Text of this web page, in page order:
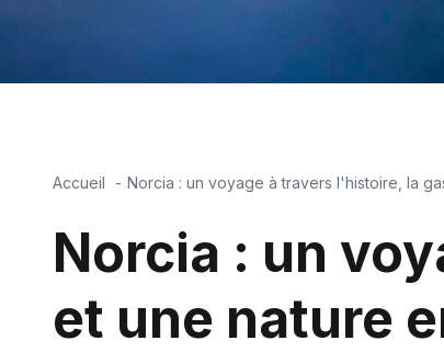
Accueil Norcia : un voyage à travers l'histoire, la
Norcia : un
et une nature